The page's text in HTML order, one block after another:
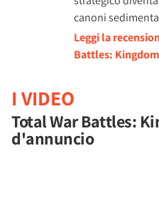
canoni
Leggi la
Battles:
I VIDEO
Total War Battles:
d'annuncio